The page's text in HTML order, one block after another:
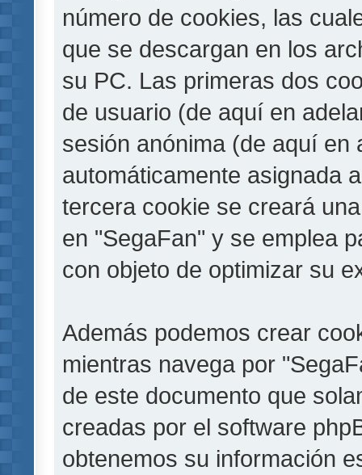
número de cookies, las
que se descargan en los
su PC. Las primeras dos
de usuario (de aquí en
sesión anónima (de aquí en
automáticamente asignada
tercera cookie se creará
en "SegaFan" y se emplea
con objeto de optimizar su
Además podemos crear
mientras navega por
de este documento que
creadas por el software
obtenemos su información